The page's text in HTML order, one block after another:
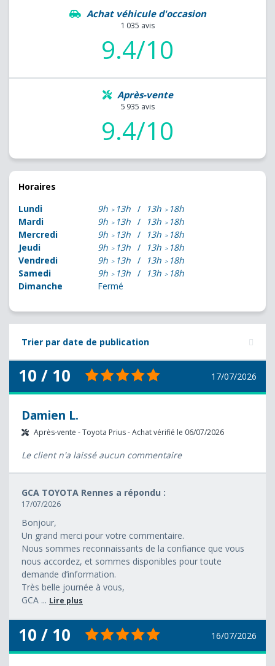
Achat véhicule d'occasion
1 035 avis
9.4/10
Après-vente
5 935 avis
9.4/10
Horaires
Lundi
9h 13h 13h
18h
Mardi
9h 13h 13h
18h
Mercredi
9h 13h 13h
18h
Jeudi
9h 13h 13h
18h
Vendredi
9h 13h 13h
18h
Samedi
9h 13h 13h
18h
Dimanche
Fermé
Trier par date de publication
10 / 10 17/07/2026
Damien L.
Après-vente - Toyota Prius - Achat vérifié le 06/07/2026
Le client n'a laissé aucun commentaire
GCA TOYOTA Rennes a répondu :
17/07/2026
Bonjour,
Un grand merci pour votre commentaire.
Nous sommes reconnaissants de la confiance que vous
nous accordez, et sommes disponibles pour toute
demande d’information.
Très belle journée à vous,
GCA ... Lire plus
10 / 10 16/07/2026